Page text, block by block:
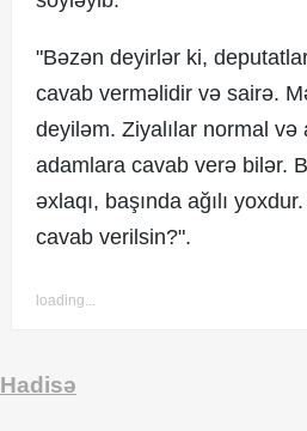
"Bəzən deyirlər ki,
cavab verməlidir və sairə.
deyiləm. Ziyalılar normal və
adamlara cavab verə bilər.
əxlaqı, başında ağılı
cavab verilsin?".
loading...
Hadisə